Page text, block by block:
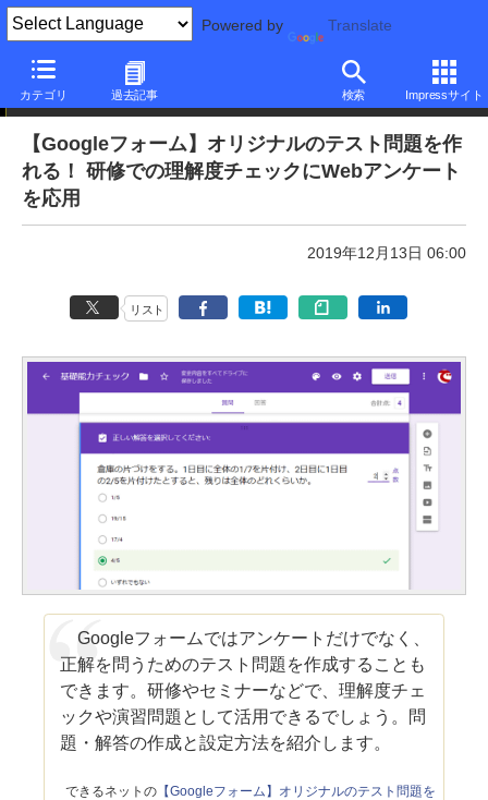
Powered by Translate
カテゴリ 過去記事 検索 Impressサイト
本日のできるネット
【Googleフォーム】オリジナルのテスト問題を作
れる！ 研修での理解度チェックにWebアンケート
を応用
2019年12月13日 06:00
リスト
Googleフォームではアンケートだけでなく、
正解を問うためのテスト問題を作成することも
できます。研修やセミナーなどで、理解度チェ
ックや演習問題として活用できるでしょう。問
題・解答の作成と設定方法を紹介します。
できるネットの【Googleフォーム】オリジナルのテスト問題を